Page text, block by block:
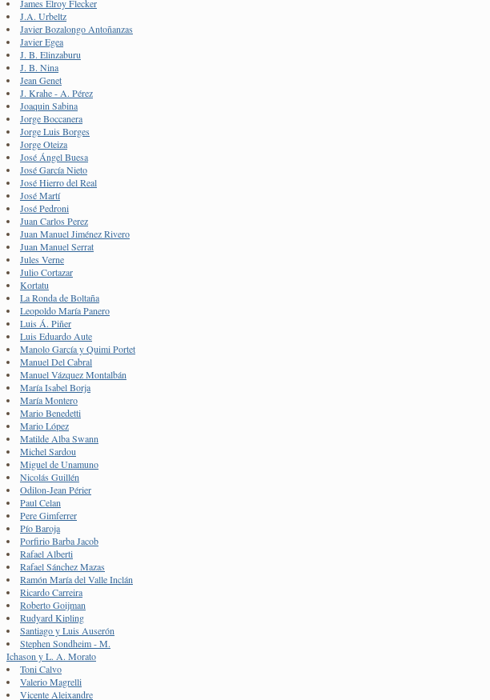
James Elroy Flecker
J.A. Urbeltz
Javier Bozalongo Antoñanzas
Javier Egea
J. B. Elinzaburu
J. B. Nina
Jean Genet
J. Krahe - A. Pérez
Joaquin Sabina
Jorge Boccanera
Jorge Luis Borges
Jorge Oteiza
José Ángel Buesa
José García Nieto
José Hierro del Real
José Martí
José Pedroni
Juan Carlos Perez
Juan Manuel Jiménez Rivero
Juan Manuel Serrat
Jules Verne
Julio Cortazar
Kortatu
La Ronda de Boltaña
Leopoldo María Panero
Luis Á. Piñer
Luis Eduardo Aute
Manolo García y Quimi Portet
Manuel Del Cabral
Manuel Vázquez Montalbán
María Isabel Borja
María Montero
Mario Benedetti
Mario López
Matilde Alba Swann
Michel Sardou
Miguel de Unamuno
Nicolás Guillén
Odilon-Jean Périer
Paul Celan
Pere Gimferrer
Pío Baroja
Porfirio Barba Jacob
Rafael Alberti
Rafael Sánchez Mazas
Ramón María del Valle Inclán
Ricardo Carreira
Roberto Goijman
Rudyard Kipling
Santiago y Luis Auserón
Stephen Sondheim - M.
Ichason y L. A. Morato
Toni Calvo
Valerio Magrelli
Vicente Aleixandre